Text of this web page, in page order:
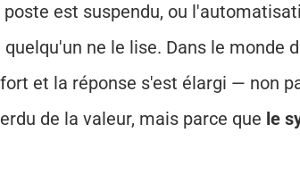
poste est suspendu, ou
ne le lise. Dans le monde
et la réponse s'est élargi — non
de la valeur, mais parce que le